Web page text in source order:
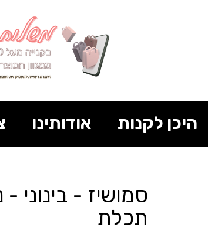
היכן לקנות אודותינו
סמושיז - בינוני
תכלת